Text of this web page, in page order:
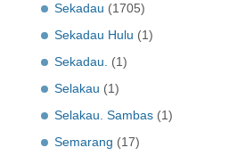
Sekadau (1705)
Sekadau Hulu (1)
Sekadau.
(1)
Selakau (1)
Selakau. Sambas (1)
Semarang (17)